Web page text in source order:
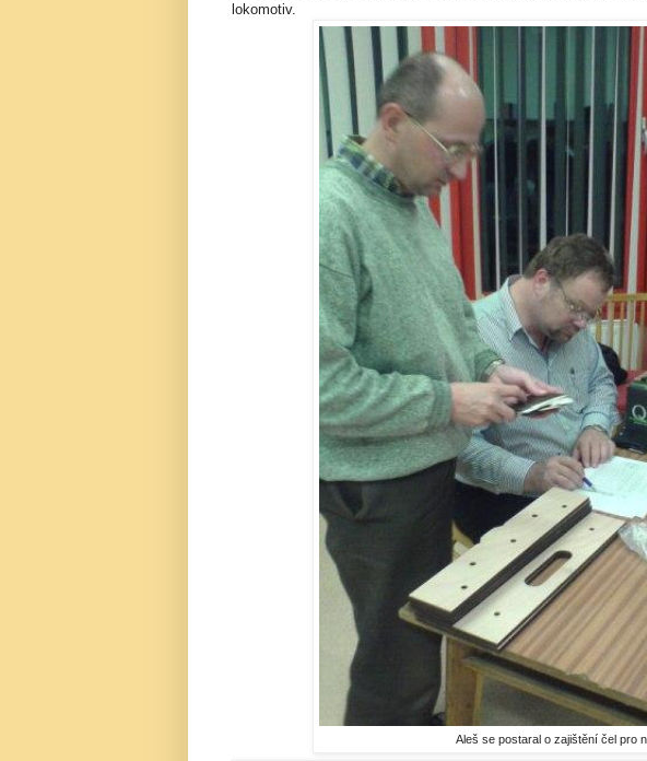
lokomotiv.
Aleš se postaral o zajištění čel pro